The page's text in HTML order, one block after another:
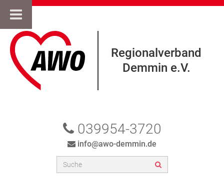
Regionalverband
Demmin e.V.
039954-3720
info@awo-demmin.de